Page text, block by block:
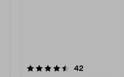
42
4.5 av 5 stjerner